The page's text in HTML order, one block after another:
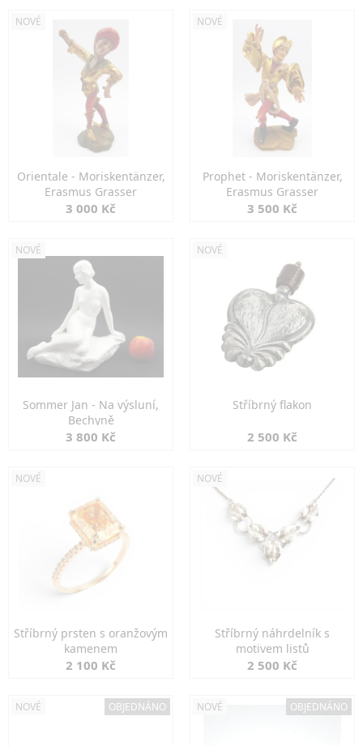
NOVÉ
Orientale - Moriskentänzer,
Erasmus Grasser
3 000 Kč
NOVÉ
Prophet - Moriskentänzer,
Erasmus Grasser
3 500 Kč
NOVÉ
Sommer Jan - Na výsluní,
Bechyně
3 800 Kč
NOVÉ
Stříbrný flakon
2 500 Kč
NOVÉ
Stříbrný prsten s oranžovým
kamenem
2 100 Kč
NOVÉ
Stříbrný náhrdelník s
motivem listů
2 500 Kč
NOVÉ OBJEDNÁNO NOVÉ OBJEDNÁNO